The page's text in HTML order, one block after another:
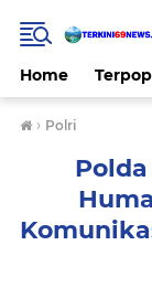
Home
› Polri